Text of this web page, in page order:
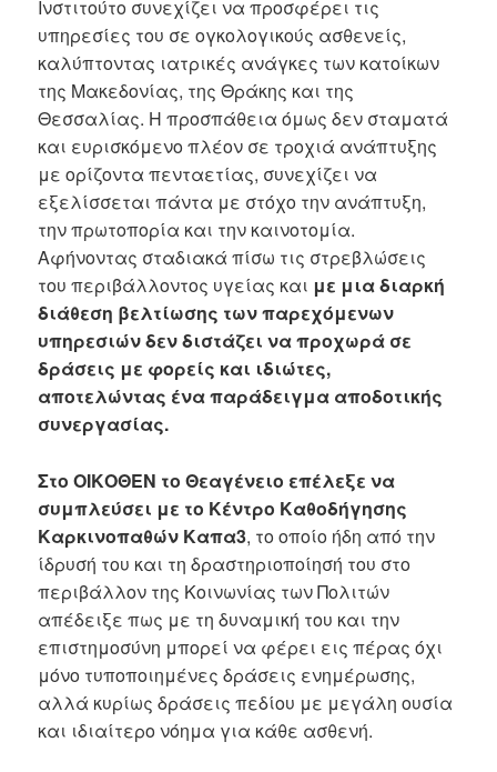
Ινστιτούτο συνεχίζει να προσφέρει τις
υπηρεσίες του σε ογκολογικούς ασθενείς,
καλύπτοντας ιατρικές ανάγκες των κατοίκων
της Μακεδονίας, της Θράκης και της
Θεσσαλίας. Η προσπάθεια όμως δεν σταματά
και ευρισκόμενο πλέον σε τροχιά ανάπτυξης
με ορίζοντα πενταετίας, συνεχίζει να
εξελίσσεται πάντα με στόχο την ανάπτυξη,
την πρωτοπορία και την καινοτομία.
Αφήνοντας σταδιακά πίσω τις στρεβλώσεις
του περιβάλλοντος υγείας και με μια διαρκή
διάθεση βελτίωσης των παρεχόμενων
υπηρεσιών δεν διστάζει να προχωρά σε
δράσεις με φορείς και ιδιώτες,
αποτελώντας ένα παράδειγμα αποδοτικής
συνεργασίας.
Στο ΟΙΚΟΘΕΝ το Θεαγένειο επέλεξε να
συμπλεύσει με το Κέντρο Καθοδήγησης
Καρκινοπαθών Καπα3, το οποίο ήδη από την
ίδρυσή του και τη δραστηριοποίησή του στο
περιβάλλον της Κοινωνίας των Πολιτών
απέδειξε πως με τη δυναμική του και την
επιστημοσύνη μπορεί να φέρει εις πέρας όχι
μόνο τυποποιημένες δράσεις ενημέρωσης,
αλλά κυρίως δράσεις πεδίου με μεγάλη ουσία
και ιδιαίτερο νόημα για κάθε ασθενή.